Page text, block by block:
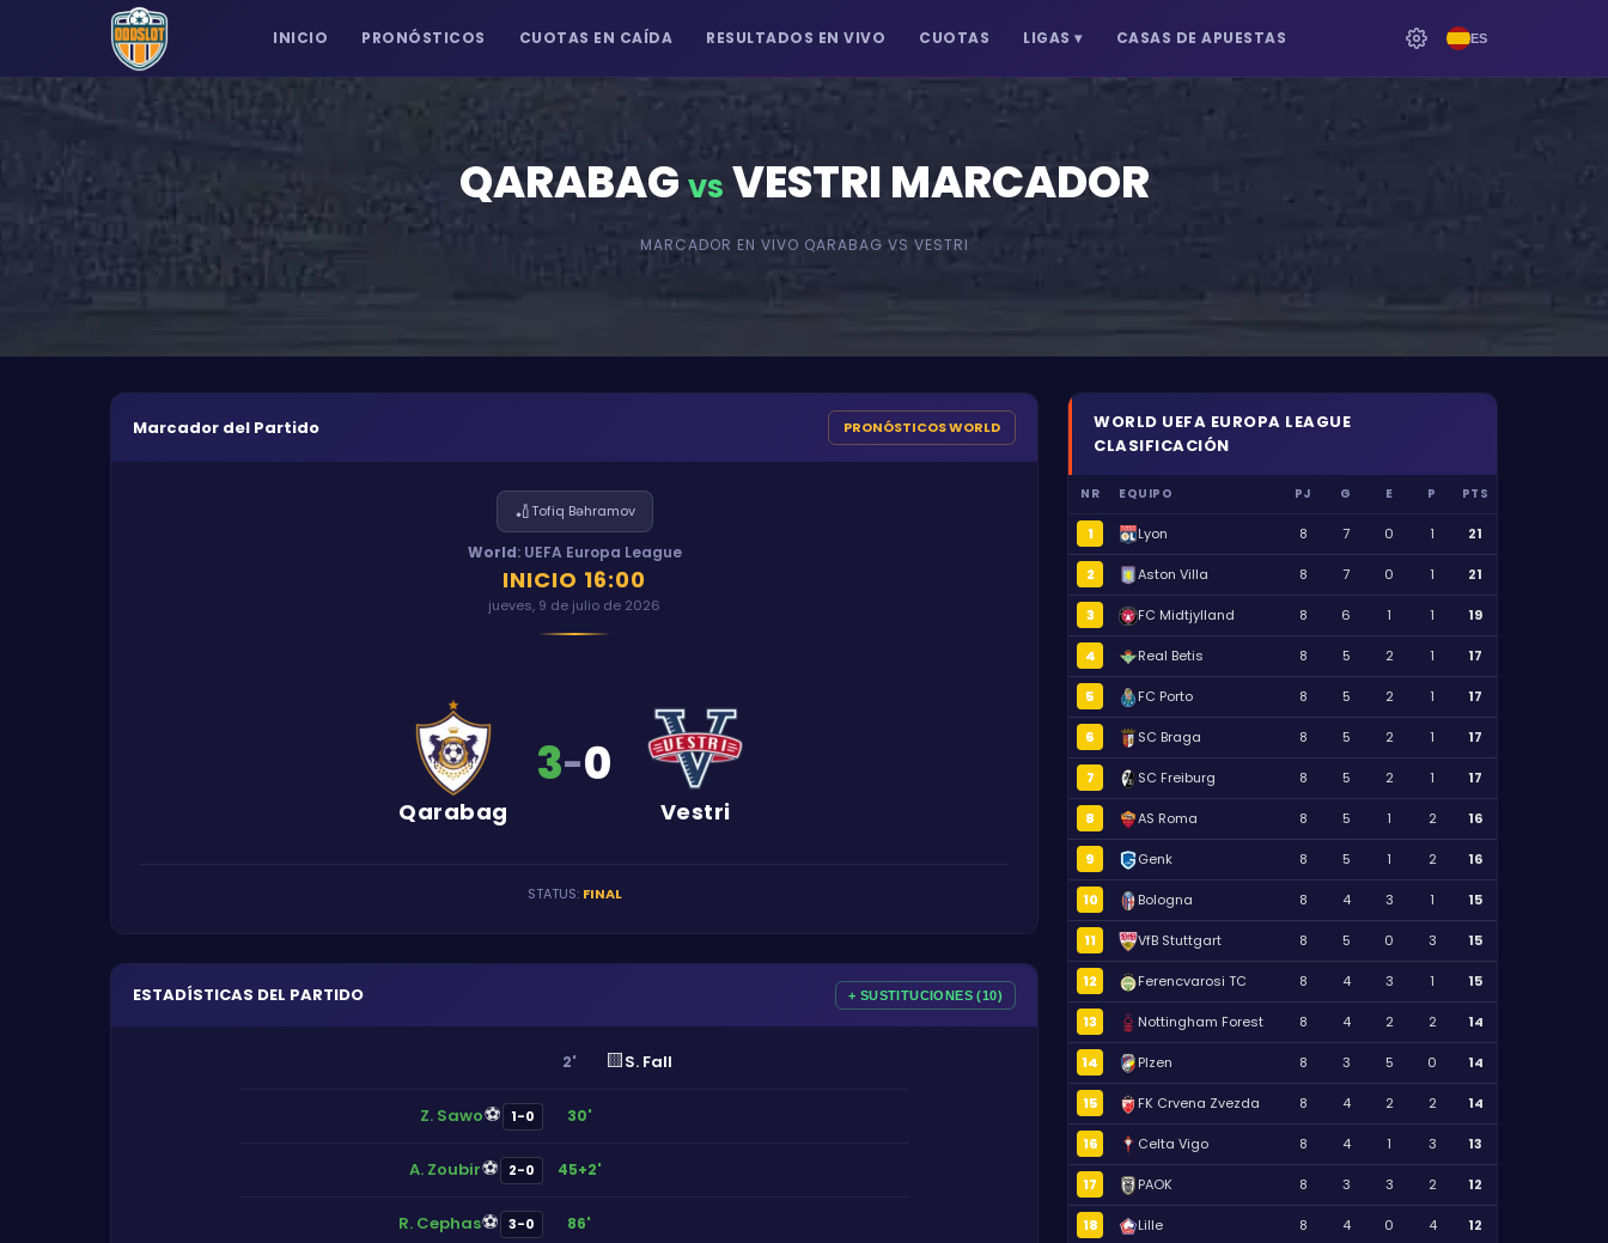
INICIO PRONÓSTICOS CUOTAS EN CAÍDA RESULTADOS EN VIVO CUOTAS LIGAS ▾ CASAS DE APUESTAS ES
QARABAG VS VESTRIMARCADOR
MARCADOR EN VIVO QARABAG VS VESTRI
Marcador del Partido PRONÓSTICOS WORLD
🏏Tofiq Bəhramov
World: UEFA Europa League
INICIO 16:00
jueves, 9 de julio de 2026
Qarabag
3-0
Vestri
STATUS: FINAL
ESTADÍSTICAS DEL PARTIDO + SUSTITUCIONES (10)
2' 🟨S. Fall
Z. Sawo⚽ 1-0 30'
A. Zoubir⚽ 2-0 45+2'
R. Cephas⚽ 3-0 86'
WORLD UEFA EUROPA LEAGUE
CLASIFICACIÓN
NR EQUIPO PJ G E P PTS
1 Lyon 8 7 0 1 21
2 Aston Villa 8 7 0 1 21
3 FC Midtjylland 8 6 1 1 19
4 Real Betis 8 5 2 1 17
5 FC Porto 8 5 2 1 17
6 SC Braga 8 5 2 1 17
7 SC Freiburg 8 5 2 1 17
8 AS Roma 8 5 1 2 16
9 Genk 8 5 1 2 16
10 Bologna 8 4 3 1 15
11 VfB Stuttgart 8 5 0 3 15
12 Ferencvarosi TC 8 4 3 1 15
13 Nottingham Forest 8 4 2 2 14
14 Plzen 8 3 5 0 14
15 FK Crvena Zvezda 8 4 2 2 14
16 Celta Vigo 8 4 1 3 13
17 PAOK 8 3 3 2 12
18 Lille 8 4 0 4 12